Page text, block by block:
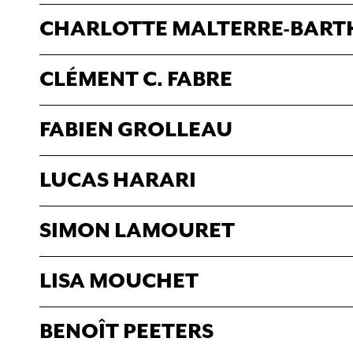
CHARLOTTE MALTERRE-
CLÉMENT C. FABRE
FABIEN GROLLEAU
LUCAS HARARI
SIMON LAMOURET
LISA MOUCHET
BENOÎT PEETERS